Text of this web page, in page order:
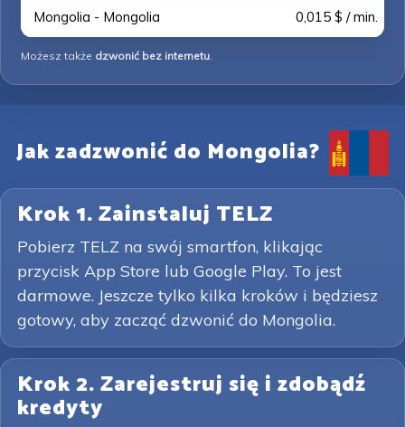
Mongolia - Mongolia 0,015 $ / min.
Możesz także dzwonić bez internetu.
Jak zadzwonić do Mongolia?
Krok 1. Zainstaluj TELZ
Pobierz TELZ na swój smartfon, klikając
przycisk App Store lub Google Play. To jest
darmowe. Jeszcze tylko kilka kroków i będziesz
gotowy, aby zacząć dzwonić do Mongolia.
Krok 2. Zarejestruj się i zdobądź
kredyty